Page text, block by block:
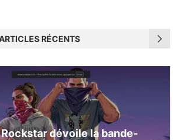
RÉCENTS
Rockstar dévoile la bande-